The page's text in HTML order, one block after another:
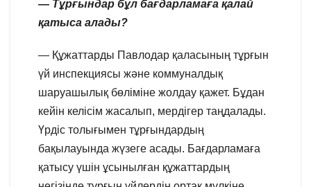
— Тұрғындар бұл бағдарламаға қалай
қатыса алады?
— Құжаттарды Павлодар қаласының тұрғын
үй инспекциясы және коммуналдық
шаруашылық бөліміне жолдау қажет. Бұдан
кейін келісім жасалып, мердігер таңдалады.
Үрдіс толығымен тұрғындардың
бақылауында жүзеге асады. Бағдарламаға
қатысу үшін ұсынылған құжаттардың